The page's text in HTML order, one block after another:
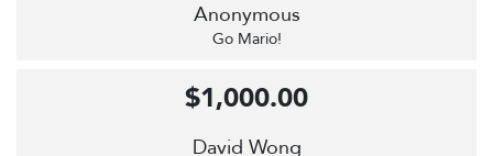
Anonymous
Go Mario!
David Wong
$1,000.00